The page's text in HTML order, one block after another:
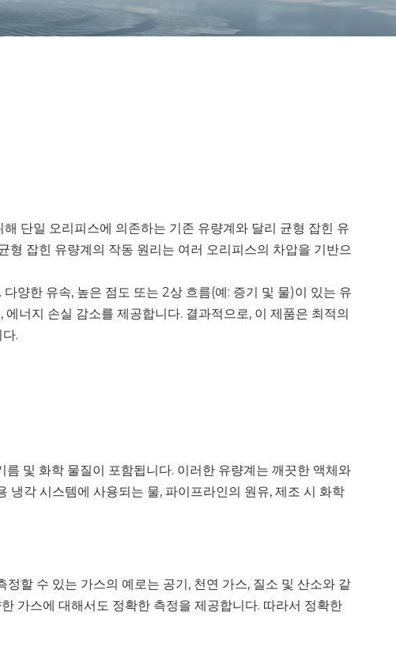
단일 오리피스에 의존하는 기존 유량계와 달리 균형 잡힌 유
형 잡힌 유량계의 작동 원리는 여러 오리피스의 차압을 기반으
양한 유속, 높은 점도 또는 2상 흐름(예: 증기 및 물)이 있는 유
너지 손실 감소를 제공합니다. 결과적으로, 이 제품은 최적의
.
및 화학 물질이 포함됩니다. 이러한 유량계는 깨끗한 액체와
냉각 시스템에 사용되는 물, 파이프라인의 원유, 제조 시 화학
할 수 있는 가스의 예로는 공기, 천연 가스, 질소 및 산소와 같
가스에 대해서도 정확한 측정을 제공합니다. 따라서 정확한